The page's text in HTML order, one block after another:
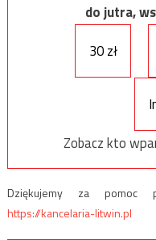
do jutra,
30 zł
Zobacz kto
Dziękujemy za pomoc
https://kancelaria-litwin.pl